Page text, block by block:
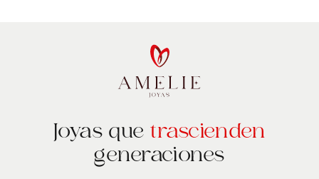
Joyas quetrascienden
generaciones